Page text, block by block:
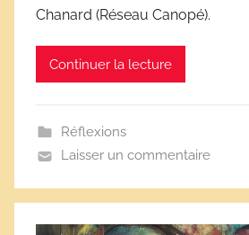
Chanard (Réseau Canopé).
Continuer la lecture
Réflexions
Laisser un commentaire